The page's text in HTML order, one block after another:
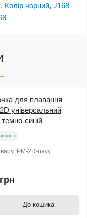
Колір чорний, J168-
для плавання
універсальний
темно-синій
PM-2D-navy
До кошика